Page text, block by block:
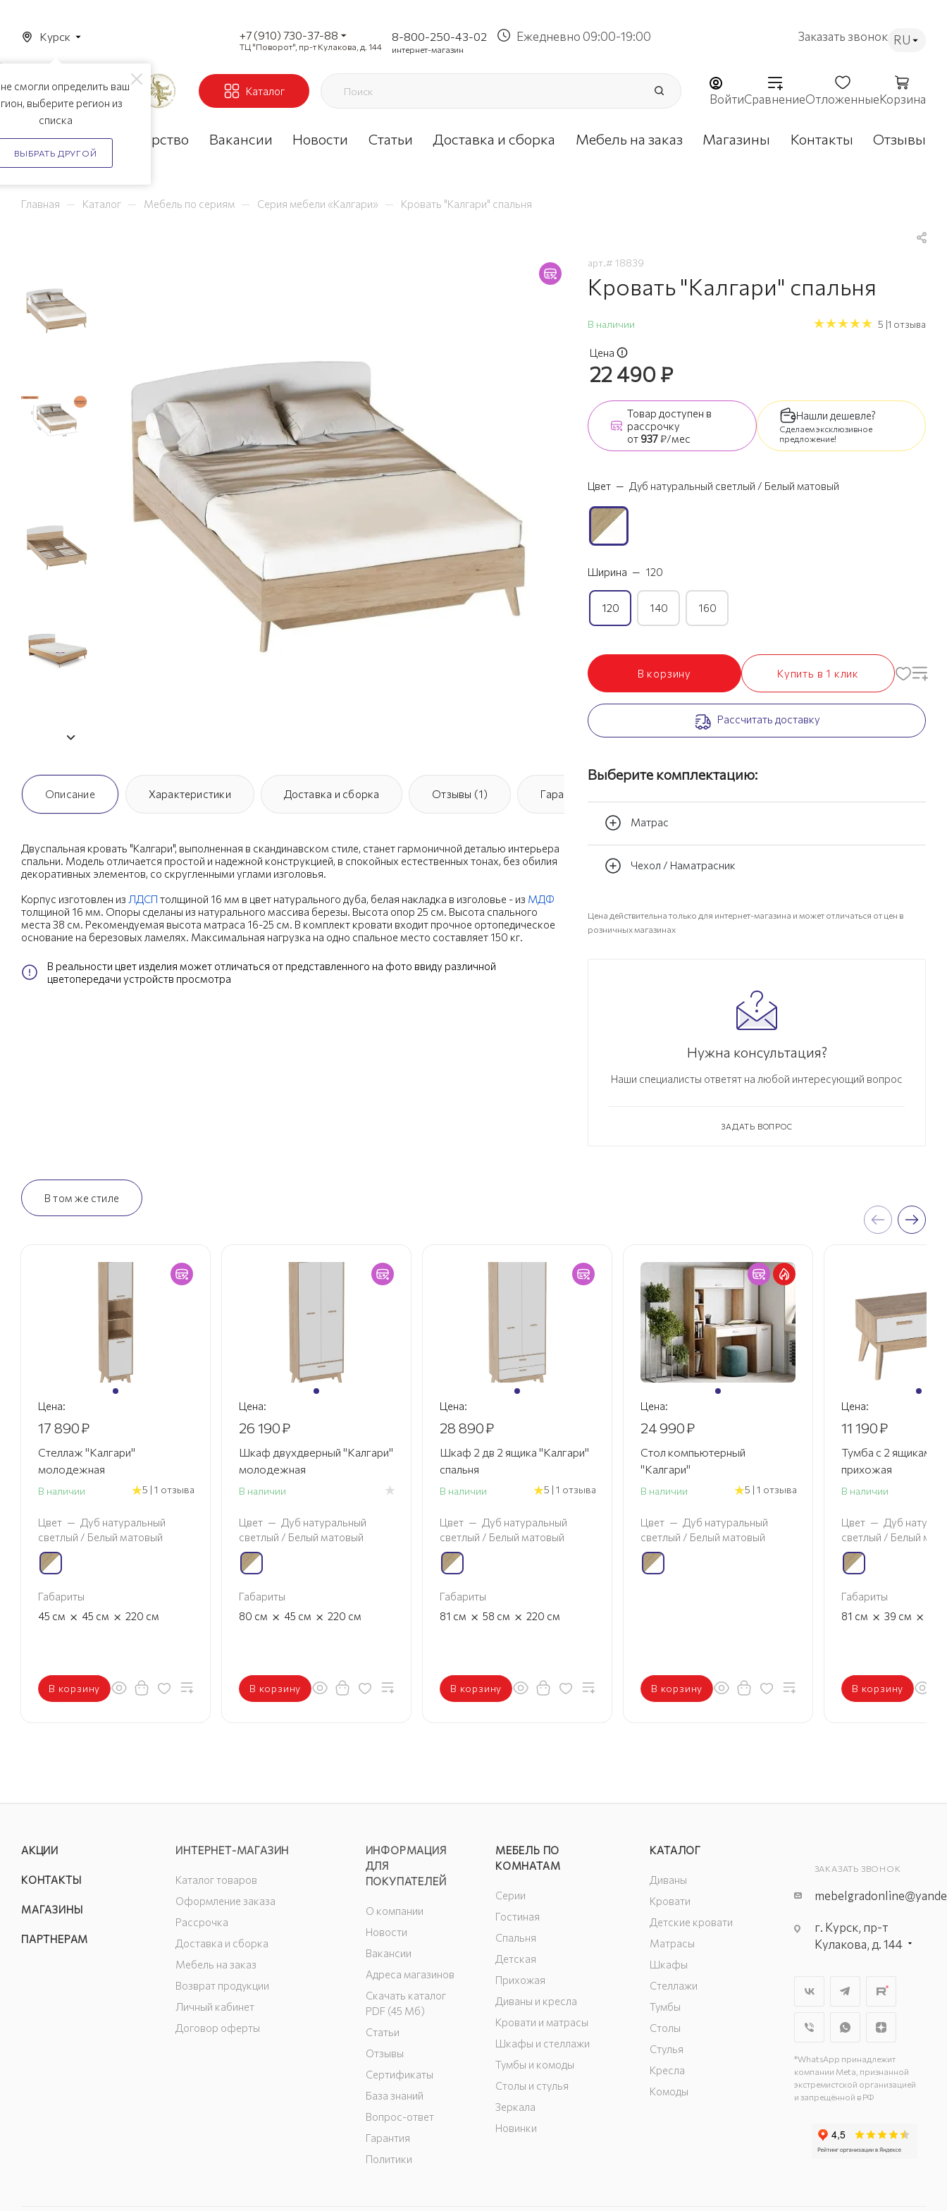
Курск
смогли определить ваш
выберите регион из
списка
ВЫБРАТЬ ДРУГОЙ
+7 (910) 730-37-88
ТЦ "Поворот", пр-т Кулакова, д. 144
8-800-250-43-02
интернет-магазин
Ежедневно 09:00-19:00 Заказать звонок RU
Каталог
ВойтиСравнениеОтложенныеКорзина
Акции Партнерство Вакансии Новости Статьи Доставка и сборка Мебель на заказ Магазины Контакты Отзывы
Главная — Каталог — Мебель по сериям — Серия мебели «Калгари» — Кровать "Калгари" спальня
Описание Характеристики Доставка и сборка Отзывы (1) Гарантия
Двуспальная кровать "Калгари", выполненная в скандинавском стиле, станет гармоничной деталью интерьера
спальни. Модель отличается простой и надежной конструкцией, в спокойных естественных тонах, без обилия
декоративных элементов, со скругленными углами изголовья.
Корпус изготовлен из ЛДСП толщиной 16 мм в цвет натурального дуба, белая накладка в изголовье - из МДФ
толщиной 16 мм. Опоры сделаны из натурального массива березы. Высота опор 25 см. Высота спального
места 38 см. Рекомендуемая высота матраса 16-25 см. В комплект кровати входит прочное ортопедическое
основание на березовых ламелях. Максимальная нагрузка на одно спальное место составляет 150 кг.
В реальности цвет изделия может отличаться от представленного на фото ввиду различной
цветопередачи устройств просмотра
арт.# 18839
Кровать "Калгари" спальня
В наличии 5 |1 отзыва
Цена
22 490₽
Товар доступен в
рассрочку
от 937₽/мес
Нашли дешевле?
Сделаем эксклюзивное
предложение!
Цвет — Дуб натуральный светлый / Белый матовый
Ширина — 120
120 140 160
В корзину Купить в 1 клик
Рассчитать доставку
Выберите комплектацию:
Матрас
Чехол / Наматрасник
Цена действительна только для интернет-магазина и может отличаться от цен в
розничных магазинах
Нужна консультация?
Наши специалисты ответят на любой интересующий вопрос
ЗАДАТЬ ВОПРОС
В том же стиле
Цена:
17 890₽
Стеллаж "Калгари"
молодежная
В наличии 5 | 1 отзыва
Цвет — Дуб натуральный
светлый / Белый матовый
Габариты
45 см × 45 см × 220 см
В корзину
Цена:
26 190₽
Шкаф двухдверный "Калгари"
молодежная
В наличии
Цвет — Дуб натуральный
светлый / Белый матовый
Габариты
80 см × 45 см × 220 см
В корзину
Цена:
28 890₽
Шкаф 2 дв 2 ящика "Калгари"
спальня
В наличии 5 | 1 отзыва
Цвет — Дуб натуральный
светлый / Белый матовый
Габариты
81 см × 58 см × 220 см
В корзину
Цена:
24 990₽
Стол компьютерный
"Калгари"
В наличии 5 | 1 отзыва
Цвет — Дуб натуральный
светлый / Белый матовый
В корзину
Цена:
11 190₽
Тумба с 2 ящиками
прихожая
В наличии
Цвет — Дуб
светлый / Белый
Габариты
81 см × 39 см ×
В корзину
АКЦИИ
КОНТАКТЫ
МАГАЗИНЫ
ПАРТНЕРАМ
ИНТЕРНЕТ-МАГАЗИН
Каталог товаров
Оформление заказа
Рассрочка
Доставка и сборка
Мебель на заказ
Возврат продукции
Личный кабинет
Договор оферты
ИНФОРМАЦИЯ
ДЛЯ
ПОКУПАТЕЛЕЙ
О компании
Новости
Вакансии
Адреса магазинов
Скачать каталог
PDF (45 Мб)
Статьи
Отзывы
Сертификаты
База знаний
Вопрос-ответ
Гарантия
Политики
МЕБЕЛЬ ПО
КОМНАТАМ
Серии
Гостиная
Спальня
Детская
Прихожая
Диваны и кресла
Кровати и матрасы
Шкафы и стеллажи
Тумбы и комоды
Столы и стулья
Зеркала
Новинки
КАТАЛОГ
Диваны
Кровати
Детские кровати
Матрасы
Шкафы
Стеллажи
Тумбы
Столы
Стулья
Кресла
Комоды
ЗАКАЗАТЬ ЗВОНОК
г. Курск, пр-т
Кулакова, д. 144
этаж
Маркса, д. 68
*WhatsApp принадлежит
компании Meta, признанной
экстремистской организацией
и запрещённой в РФ